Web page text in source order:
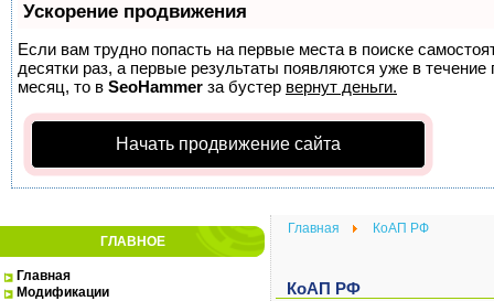
Ускорение продвижения
Если вам трудно попасть на первые места в поиске
десятки раз, а первые результаты появляются уже в
месяц, то в SeoHammer за бустер вернут деньги.
Начать продвижение сайта
ГЛАВНОЕ
Главная
Модификации
Главная КоАП РФ
КоАП РФ